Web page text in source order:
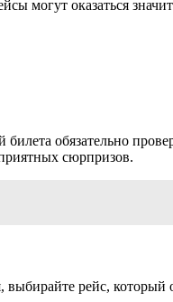
могут оказаться
обязательно
сюрпризов.
рейс, который